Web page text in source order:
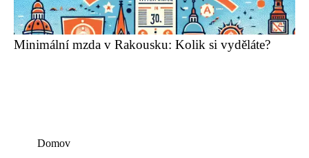
Minimální mzda v Rakousku: Kolik si vyděláte?
Domov